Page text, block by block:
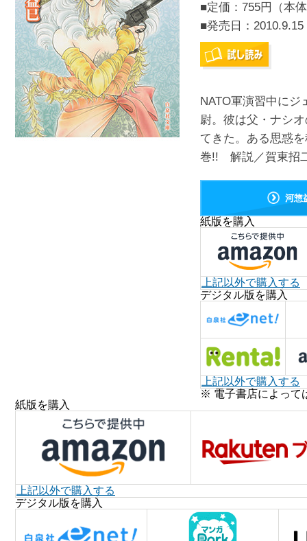
■定価：755円（本
■発売日： 2010.9.15
NATO軍演習中にジ
尉。彼は父・ナシ
てきた。ある思惑
巻!! 解説／賀東招
河惣
紙版を購入
上記以外で購入する
デジタル版を購入
上記以外で購入する
※ 電子書店によって
紙版を購入
上記以外で購入する
デジタル版を購入